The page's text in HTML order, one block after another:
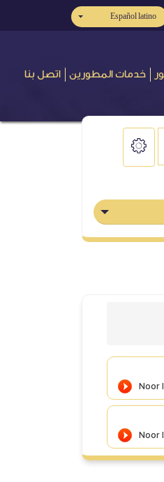
Español latino
خدمات المطورين اتصل بنا